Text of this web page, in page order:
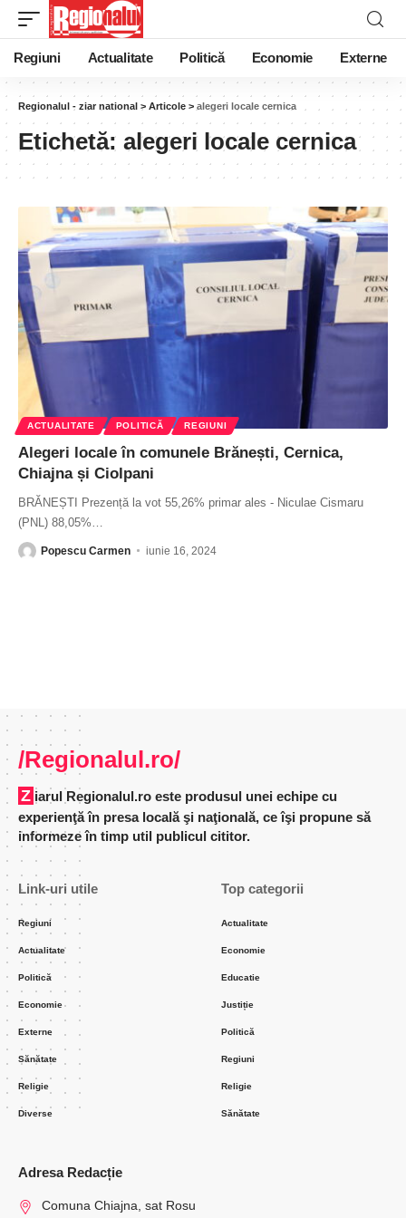
Regiuni Actualitate Politică Economie Externe
Regionalul - ziar national > Articole > alegeri locale cernica
Etichetă: alegeri locale cernica
ACTUALITATE POLITICĂ REGIUNI
Alegeri locale în comunele Brănești, Cernica,
Chiajna și Ciolpani
BRĂNEȘTI Prezență la vot 55,26% primar ales - Niculae Cismaru
(PNL) 88,05%
Popescu Carmen iunie 16, 2024
/Regionalul.ro/
Ziarul Regionalul.ro este produsul unei echipe cu
experienţă în presa locală şi naţională, ce îşi propune să
informeze în timp util publicul cititor.
Link-uri utile
Regiuni
Actualitate
Politică
Economie
Externe
Sănătate
Religie
Diverse
Top categorii
Actualitate
Economie
Educatie
Justiție
Politică
Regiuni
Religie
Sănătate
Adresa Redacție
Comuna Chiajna, sat Rosu